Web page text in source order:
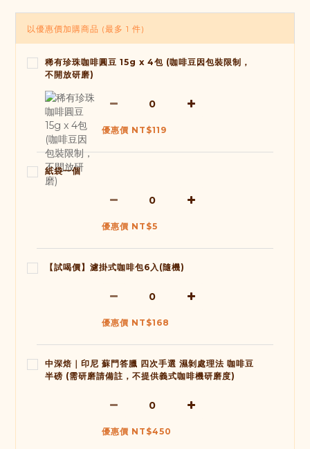
以優惠價加購商品 (最多 1 件)
稀有珍珠咖啡圓豆 15g x 4包 (咖啡豆因包裝限制，
不開放研磨)
優惠價 NT$119
紙袋一個
優惠價 NT$5
【試喝價】濾掛式咖啡包6入(隨機)
優惠價 NT$168
中深焙｜印尼 蘇門答臘 四次手選 濕剝處理法 咖啡豆
半磅 (需研磨請備註，不提供義式咖啡機研磨度)
優惠價 NT$450